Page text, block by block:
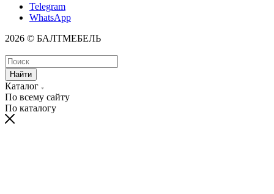
Telegram
WhatsApp
2026 © БАЛТМЕБЕЛЬ
Найти
Каталог
По всему сайту
По каталогу